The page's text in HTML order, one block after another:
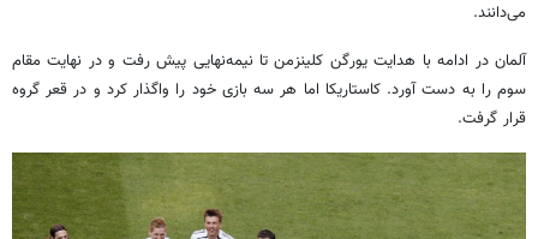
می‌دانند.
آلمان در ادامه با هدایت یورگن کلینزمن تا نیمه‌نهایی پیش رفت و در نهایت مقام
سوم را به دست آورد. کاستاریکا اما هر سه بازی خود را واگذار کرد و در قعر گروه
قرار گرفت.